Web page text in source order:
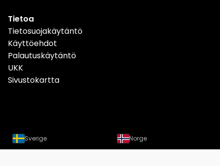
Tietoa
Tietosuojakäytäntö
Käyttöehdot
Palautuskäytäntö
UKK
Sivustokartta
Sverige Norge